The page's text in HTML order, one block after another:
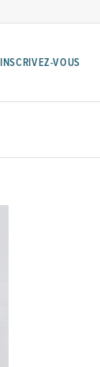
INSCRIVEZ-VOUS